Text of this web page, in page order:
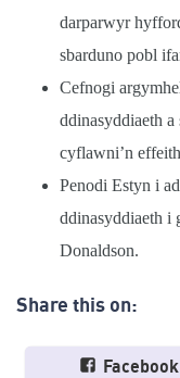
darparwyr
sbarduno pobl
Cefnogi
ddinasyddiaeth a
cyflawni’n
Penodi Estyn i
ddinasyddiaeth i
Donaldson.
Share this on:
Facebook